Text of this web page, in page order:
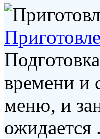
времени и
меню, и
ожидается